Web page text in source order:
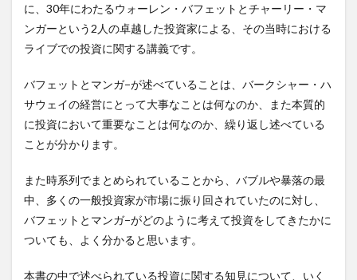
に、30年にわたるウォーレン・バフェットとチャーリー・マ
ンガーという2人の卓越した投資家による、その当時における
ライブでの投資に関する講義です。
バフェットとマンガ−が述べていることは、バークシャー・ハ
サウェイの経営にとって大事なことは何なのか、また本質的
に投資において重要なことは何なのか、繰り返し述べている
ことが分かります。
また時系列でまとめられていることから、バブルや暴落の最
中、多くの一般投資家が市場に振り回されていたのに対し、
バフェットとマンガ−がどのように考えて投資をしてきたかに
ついても、よく分かると思います。
本書の中で述べられている投資に関する知見について、いく